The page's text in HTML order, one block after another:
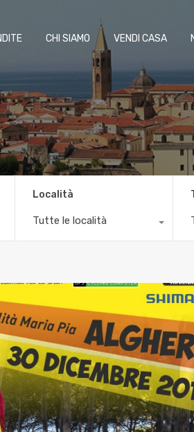
CHI SIAMO VENDI CASA
Località
Tutte le località